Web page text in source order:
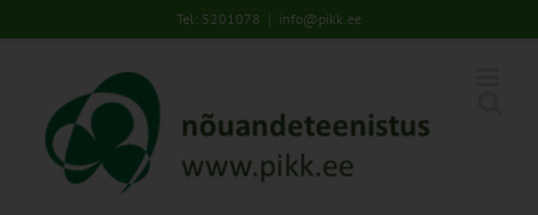
to
Tel: 5201078 | info@pikk.ee